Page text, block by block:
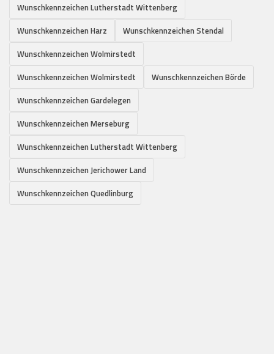
Wunschkennzeichen Lutherstadt Wittenberg
Wunschkennzeichen Harz
Wunschkennzeichen Stendal
Wunschkennzeichen Wolmirstedt
Wunschkennzeichen Wolmirstedt
Wunschkennzeichen Börde
Wunschkennzeichen Gardelegen
Wunschkennzeichen Merseburg
Wunschkennzeichen Lutherstadt Wittenberg
Wunschkennzeichen Jerichower Land
Wunschkennzeichen Quedlinburg